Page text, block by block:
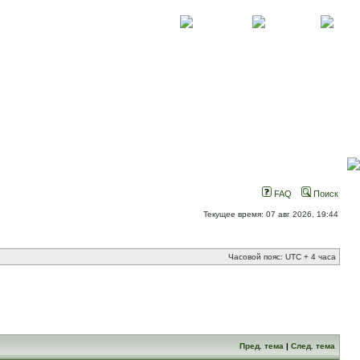
FAQ Поиск
Текущее время: 07 авг 2026, 19:44
Часовой пояс: UTC + 4 часа
Пред. тема | След. тема